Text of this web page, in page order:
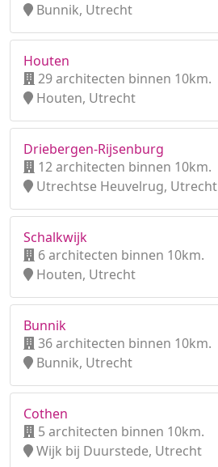
Bunnik, Utrecht
Houten
29 architecten binnen 10km.
Houten, Utrecht
Driebergen-Rijsenburg
12 architecten binnen 10km.
Utrechtse Heuvelrug, Utrecht
Schalkwijk
6 architecten binnen 10km.
Houten, Utrecht
Bunnik
36 architecten binnen 10km.
Bunnik, Utrecht
Cothen
5 architecten binnen 10km.
Wijk bij Duurstede, Utrecht